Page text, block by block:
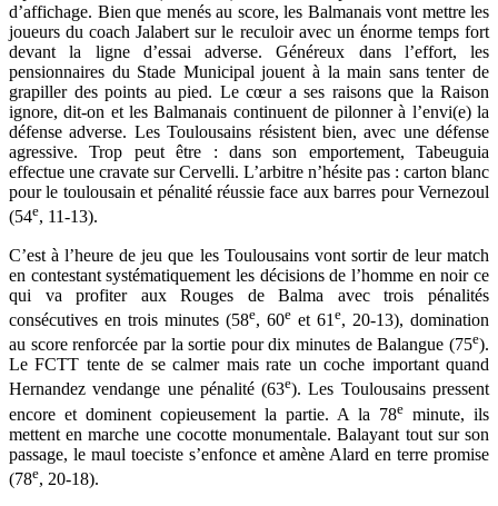
d’affichage. Bien que menés au score, les Balmanais vont mettre les
joueurs du coach Jalabert sur le reculoir avec un énorme temps fort
devant la ligne d’essai adverse. Généreux dans l’effort, les
pensionnaires du Stade Municipal jouent à la main sans tenter de
grapiller des points au pied. Le cœur a ses raisons que la Raison
ignore, dit-on et les Balmanais continuent de pilonner à l’envi(e) la
défense adverse. Les Toulousains résistent bien, avec une défense
agressive. Trop peut être : dans son emportement, Tabeuguia
effectue une cravate sur Cervelli. L’arbitre n’hésite pas : carton blanc
pour le toulousain et pénalité réussie face aux barres pour Vernezoul
(54e, 11-13).
C’est à l’heure de jeu que les Toulousains vont sortir de leur match
en contestant systématiquement les décisions de l’homme en noir ce
qui va profiter aux Rouges de Balma avec trois pénalités
consécutives en trois minutes (58e, 60e et 61 e, 20-13), domination
au score renforcée par la sortie pour dix minutes de Balangue (75e).
Le FCTT tente de se calmer mais rate un coche important quand
Hernandez vendange une pénalité (63e). Les Toulousains pressent
encore et dominent copieusement la partie. A la 78e minute, ils
mettent en marche une cocotte monumentale. Balayant tout sur son
passage, le maul toeciste s’enfonce et amène Alard en terre promise
(78e, 20-18).